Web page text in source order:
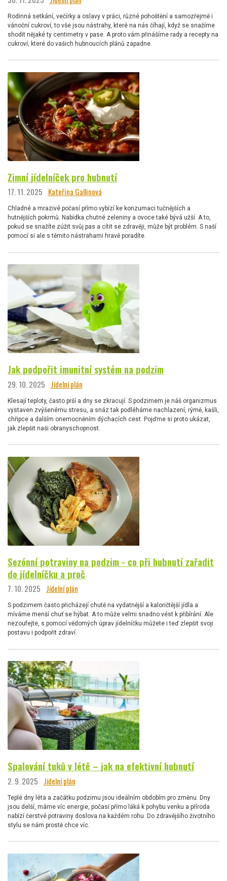
Rodinná setkání, večírky a oslavy v práci, různé pohoštění a samozřejmě i
vánoční cukroví, to vše jsou nástrahy, které na nás číhají, když se snažíme
shodit nějaké ty centimetry v pase. A proto vám přinášíme rady a recepty na
cukroví, které do vašich hubnoucích plánů zapadne.
Zimní jídelníček pro hubnutí
17. 11. 2025 Kateřina Gallinová
Chladné a mrazivé počasí přímo vybízí ke konzumaci tučnějších a
hutnějších pokrmů. Nabídka chutné zeleniny a ovoce také bývá užší. A to,
pokud se snažíte zúžit svůj pas a cítit se zdravěji, může být problém. S naší
pomocí si ale s těmito nástrahami hravě poradíte.
Jak podpořit imunitní systém na podzim
29. 10. 2025 Jídelní plán
Klesají teploty, často prší a dny se zkracují. S podzimem je náš organizmus
vystaven zvýšenému stresu, a snáz tak podléháme nachlazení, rýmě, kašli,
chřipce a dalším onemocněním dýchacích cest. Pojďme si proto ukázat,
jak zlepšit naši obranyschopnost.
Sezónní potraviny na podzim - co při hubnutí zařadit
do jídelníčku a proč
7. 10. 2025 Jídelní plán
S podzimem často přicházejí chutě na vydatnější a kaloričtější jídla a
míváme menší chuť se hýbat. A to může velmi snadno vést k přibírání. Ale
nezoufejte, s pomocí vědomých úprav jídelníčku můžete i teď zlepšit svoji
postavu i podpořit zdraví.
Spalování tuků v létě – jak na efektivní hubnutí
2. 9. 2025 Jídelní plán
Teplé dny léta a začátku podzimu jsou ideálním obdobím pro změnu. Dny
jsou delší, máme víc energie, počasí přímo láká k pohybu venku a příroda
nabízí čerstvé potraviny doslova na každém rohu. Do zdravějšího životního
stylu se nám prostě chce víc.